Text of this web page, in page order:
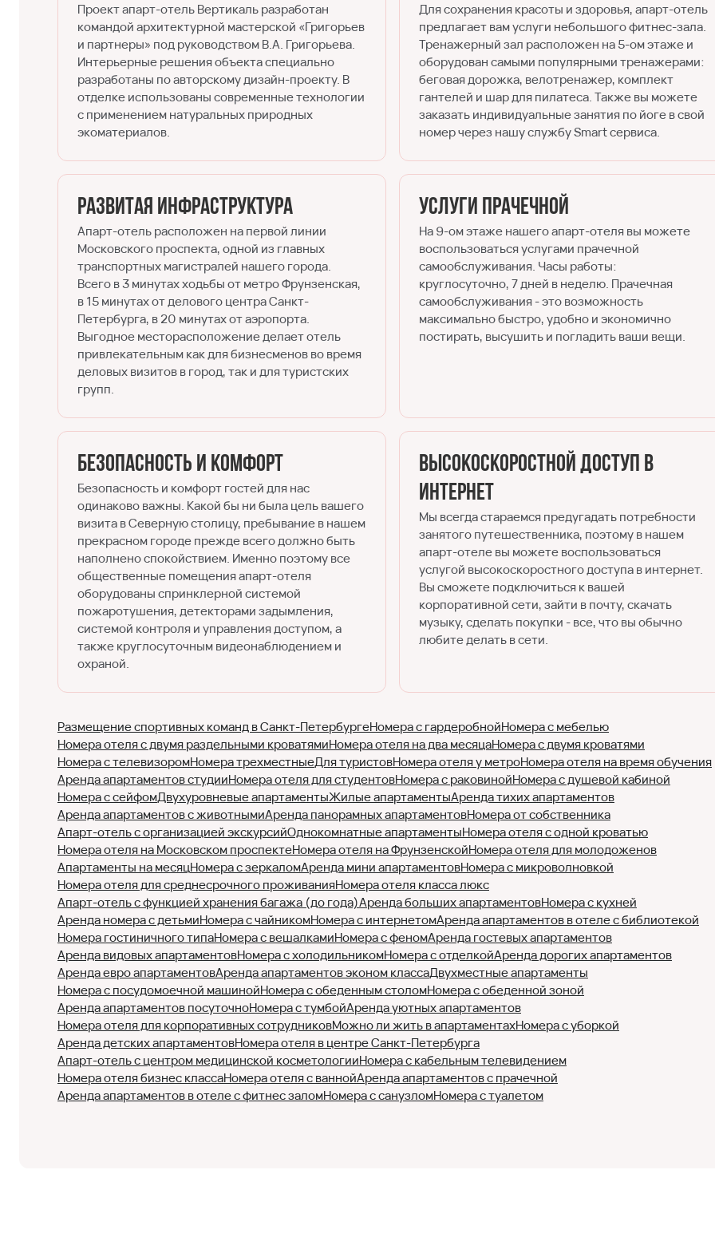
Проект апарт-отель Вертикаль разработан
командой архитектурной мастерской «Григорьев
и партнеры» под руководством В.А. Григорьева.
Интерьерные решения объекта специально
разработаны по авторскому дизайн-проекту. В
отделке использованы современные технологии
с применением натуральных природных
экоматериалов.
Для сохранения красоты и здоровья, апарт-отель
предлагает вам услуги небольшого фитнес-зала.
Тренажерный зал расположен на 5-ом этаже и
оборудован самыми популярными тренажерами:
беговая дорожка, велотренажер, комплект
гантелей и шар для пилатеса. Также вы можете
заказать индивидуальные занятия по йоге в свой
номер через нашу службу Smart сервиса.
Развитая инфраструктура
Апарт-отель расположен на первой линии
Московского проспекта, одной из главных
транспортных магистралей нашего города.
Всего в 3 минутах ходьбы от метро Фрунзенская,
в 15 минутах от делового центра Санкт-
Петербурга, в 20 минутах от аэропорта.
Выгодное месторасположение делает отель
привлекательным как для бизнесменов во время
деловых визитов в город, так и для туристских
групп.
Услуги прачечной
На 9-ом этаже нашего апарт-отеля вы можете
воспользоваться услугами прачечной
самообслуживания. Часы работы:
круглосуточно, 7 дней в неделю. Прачечная
самообслуживания - это возможность
максимально быстро, удобно и экономично
постирать, высушить и погладить ваши вещи.
Безопасность и комфорт
Безопасность и комфорт гостей для нас
одинаково важны. Какой бы ни была цель вашего
визита в Северную столицу, пребывание в нашем
прекрасном городе прежде всего должно быть
наполнено спокойствием. Именно поэтому все
общественные помещения апарт-отеля
оборудованы спринклерной системой
пожаротушения, детекторами задымления,
системой контроля и управления доступом, а
также круглосуточным видеонаблюдением и
охраной.
Высокоскоростной доступ в
Интернет
Мы всегда стараемся предугадать потребности
занятого путешественника, поэтому в нашем
апарт-отеле вы можете воспользоваться
услугой высокоскоростного доступа в интернет.
Вы сможете подключиться к вашей
корпоративной сети, зайти в почту, скачать
музыку, сделать покупки - все, что вы обычно
любите делать в сети.
Размещение спортивных команд в Санкт-ПетербургеНомера с гардеробнойНомера с мебелью
Номера отеля с двумя раздельными кроватямиНомера отеля на два месяцаНомера с двумя кроватями
Номера с телевизоромНомера трехместныеДля туристовНомера отеля у метроНомера отеля на время обучения
Аренда апартаментов студииНомера отеля для студентовНомера с раковинойНомера с душевой кабиной
Номера с сейфомДвухуровневые апартаментыЖилые апартаментыАренда тихих апартаментов
Аренда апартаментов с животнымиАренда панорамных апартаментовНомера от собственника
Апарт-отель с организацией экскурсийОднокомнатные апартаментыНомера отеля с одной кроватью
Номера отеля на Московском проспектеНомера отеля на ФрунзенскойНомера отеля для молодоженов
Апартаменты на месяцНомера с зеркаломАренда мини апартаментовНомера с микроволновкой
Номера отеля для среднесрочного проживанияНомера отеля класса люкс
Апарт-отель с функцией хранения багажа (до года)Аренда больших апартаментовНомера с кухней
Аренда номера с детьмиНомера с чайникомНомера с интернетомАренда апартаментов в отеле с библиотекой
Номера гостиничного типаНомера с вешалкамиНомера с феномАренда гостевых апартаментов
Аренда видовых апартаментовНомера с холодильникомНомера с отделкойАренда дорогих апартаментов
Аренда евро апартаментовАренда апартаментов эконом классаДвухместные апартаменты
Номера с посудомоечной машинойНомера с обеденным столомНомера с обеденной зоной
Аренда апартаментов посуточноНомера с тумбойАренда уютных апартаментов
Номера отеля для корпоративных сотрудниковМожно ли жить в апартаментахНомера с уборкой
Аренда детских апартаментовНомера отеля в центре Санкт-Петербурга
Апарт-отель с центром медицинской косметологииНомера с кабельным телевидением
Номера отеля бизнес классаНомера отеля с ваннойАренда апартаментов с прачечной
Аренда апартаментов в отеле с фитнес заломНомера с санузломНомера с туалетом